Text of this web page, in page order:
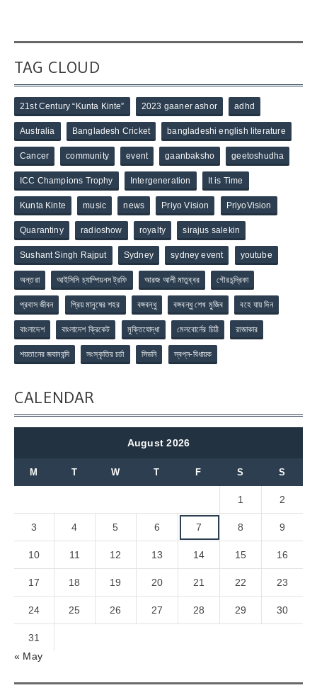
TAG CLOUD
21st Century “Kunta Kinte” 2023 gaaner ashor adhd
Australia Bangladesh Cricket bangladeshi english literature
Cancer community event gaanbaksho geetoshudha
ICC Champions Trophy Intergeneration It is Time
Kunta Kinte music news Priyo Vision PriyoVision
Quarantiny radioshow royalty sirajus salekin
Sushant Singh Rajput Sydney sydney event youtube
অন্তরা আইসিসি চ্যাম্পিয়নস ট্রফি আরজ আলী মাতুব্বর গৌরচন্দ্রিকা
প্রবাস জীবন প্রিয় মানুষের শহর বঙ্গবন্ধু বঙ্গবন্ধু শেখ মুজিব বহে যায় দিন
বাংলাদেশ বাংলাদেশ ক্রিকেট মুক্তিযোদ্ধা মেলবোর্নের চিঠি রাজাকার
শয়তানের জবানবন্দি সংস্কৃতির চর্চা সিডনি স্বপ্ন-বিধায়ক
CALENDAR
August 2026
M T W T F S S
1 2
3 4 5 6 7 8 9
10 11 12 13 14 15 16
17 18 19 20 21 22 23
24 25 26 27 28 29 30
31
« May